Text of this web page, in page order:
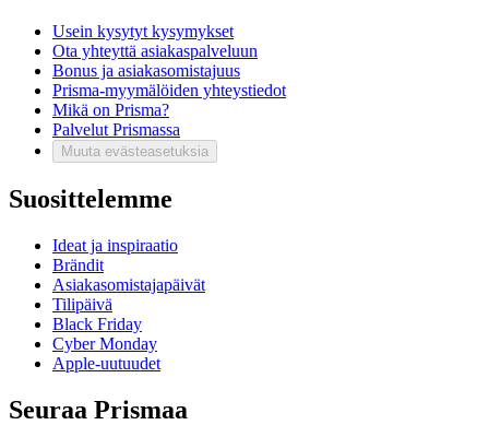
Usein kysytyt kysymykset
Ota yhteyttä asiakaspalveluun
Bonus ja asiakasomistajuus
Prisma-myymälöiden yhteystiedot
Mikä on Prisma?
Palvelut Prismassa
Muuta evästeasetuksia
Suosittelemme
Ideat ja inspiraatio
Brändit
Asiakasomistajapäivät
Tilipäivä
Black Friday
Cyber Monday
Apple-uutuudet
Seuraa Prismaa